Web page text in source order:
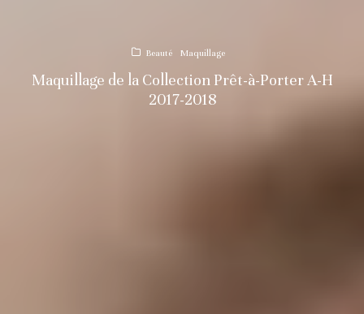
Beauté Maquillage
Maquillage de la Collection Prêt-à-Porter A-H
2017-2018